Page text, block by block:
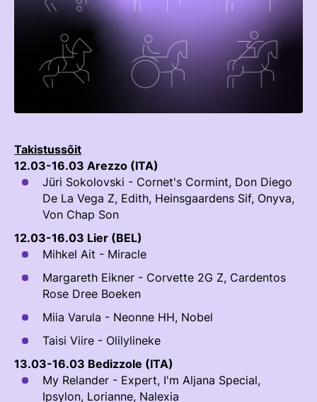
TEENUSTE HINNAKIRI
AJALUGU
Ajajoon
Eesti Ratsasportlased Tiitlivõistlustel
Aastaraamatud
KLUBID
ERA SA
HOBUSTE HEAOLU
AUSA MÄNGU PÕHIMÕTTED
Mänedžer Ja Komitee
Välisvõistlustel Osaleja Meelespea
KOOLISÕIT JA PARAKOOLISÕIT
Võistlussarjad
Edetabelid
Ametnikud
Koolitused
Mänedžer Ja Komiteed
Välisvõistlustel Osaleja Meelespea
KOLMEVÕISTLUS
Regulatsioonid
Taastaotlemine
Õppematerjalid
Kutseeksam
EOK Treenerite Register
KOOLITUSED
KONTROLLI EOK TREENERI KUTSET
Takistussõit
12.03-16.03 Arezzo (ITA)
Jüri Sokolovski - Cornet's Cormint, Don Diego
De La Vega Z, Edith, Heinsgaardens Sif, Onyva,
Von Chap Son
12.03-16.03 Lier (BEL)
Mihkel Ait - Miracle
Margareth Eikner - Corvette 2G Z, Cardentos
Rose Dree Boeken
Miia Varula - Neonne HH, Nobel
Taisi Viire - Olilylineke
13.03-16.03 Bedizzole (ITA)
My Relander - Expert, I'm Aljana Special,
Ipsylon, Lorianne, Nalexia